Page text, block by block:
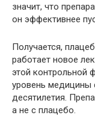
значит, что
он эффективнее
Получается,
работает новое
этой контрольной
уровень медицины
десятилетия.
а не с плацебо.